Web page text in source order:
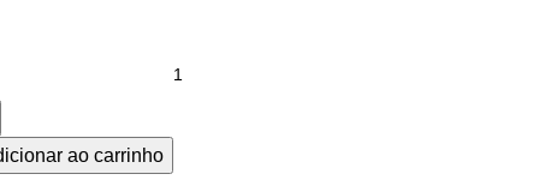
ao carrinho